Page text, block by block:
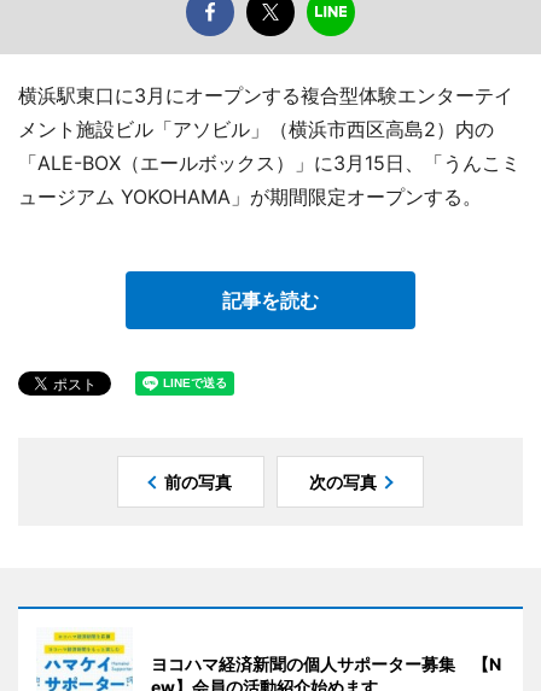
横浜駅東口に3月にオープンする複合型体験エンターテイ
メント施設ビル「アソビル」（横浜市西区高島2）内の
「ALE-BOX（エールボックス）」に3月15日、「うんこミ
ュージアム YOKOHAMA」が期間限定オープンする。
記事を読む
前の写真 次の写真
ヨコハマ経済新聞の個人サポーター募集 【N